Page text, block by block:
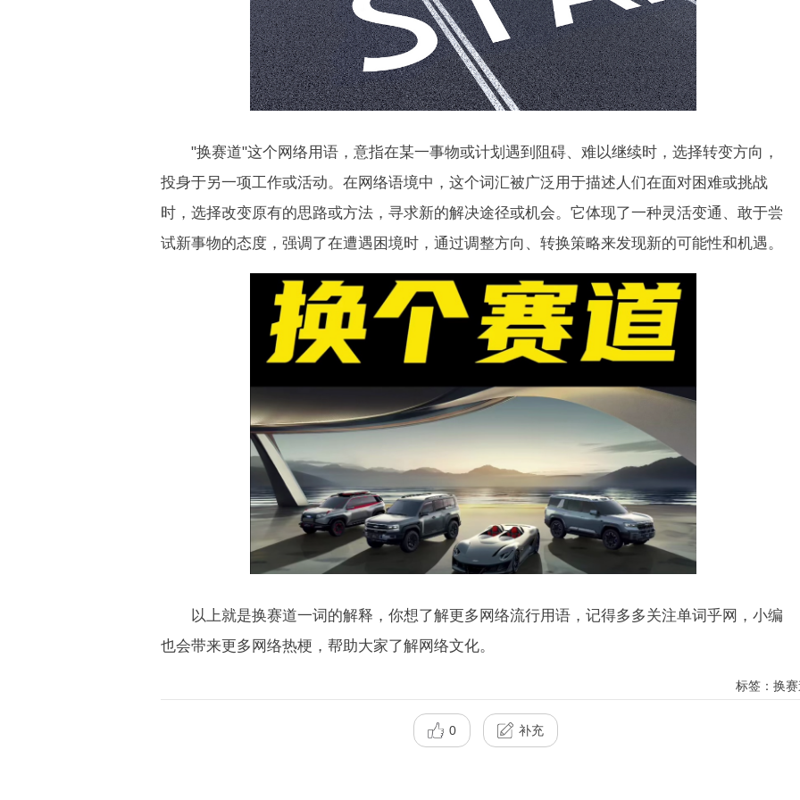
"换赛道"这个网络用语，意指在某一事物或计划遇到阻碍、难以继续时，选择转变方向，
投身于另一项工作或活动。在网络语境中，这个词汇被广泛用于描述人们在面对困难或挑战
时，选择改变原有的思路或方法，寻求新的解决途径或机会。它体现了一种灵活变通、敢于尝
试新事物的态度，强调了在遭遇困境时，通过调整方向、转换策略来发现新的可能性和机遇。
以上就是换赛道一词的解释，你想了解更多网络流行用语，记得多多关注单词乎网，小编
也会带来更多网络热梗，帮助大家了解网络文化。
标签：换
0 补充